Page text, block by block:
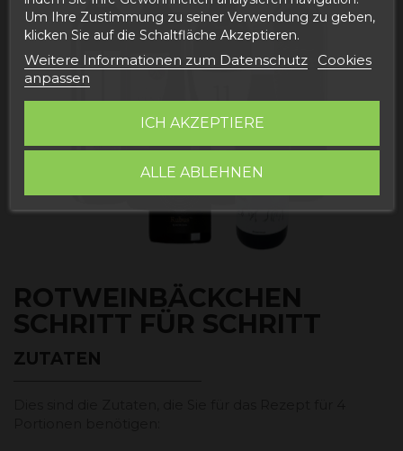
ROTWEINBÄCKCHEN
SCHRITT FÜR SCHRITT
ZUTATEN
Um Ihre Zustimmung zu seiner Verwendung zu geben,
klicken Sie auf die Schaltfläche Akzeptieren.
Weitere Informationen zum Datenschutz
Cookies
anpassen
ALLE ABLEHNEN
ICH AKZEPTIERE